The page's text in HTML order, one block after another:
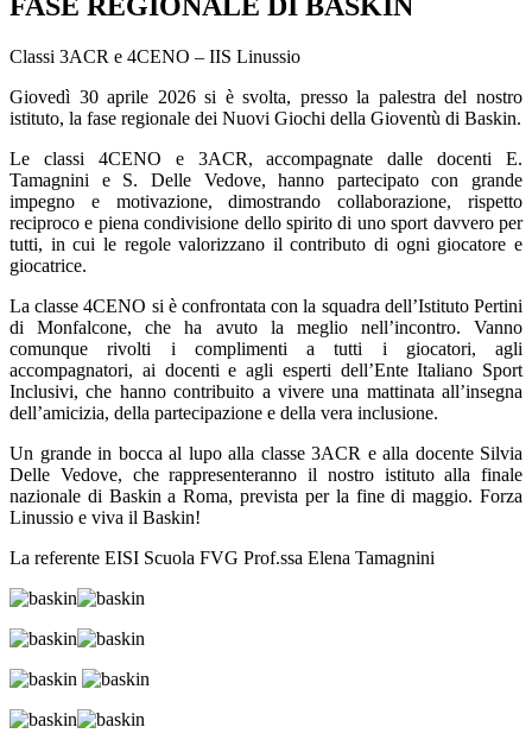
FASE REGIONALE DI BASKIN
Classi 3ACR e 4CENO – IIS Linussio
Giovedì 30 aprile 2026si è svolta, presso la palestra del nostro
istituto, la fase regionale dei Nuovi Giochi della Gioventù di Baskin.
Le classi 4CENO e 3ACR, accompagnate dalle docenti E.
Tamagnini e S. Delle Vedove, hanno partecipato con grande
impegno e motivazione, dimostrando collaborazione, rispetto
reciproco e piena condivisione dello spirito di uno sport davvero per
tutti, in cui le regole valorizzano il contributo di ogni giocatore e
giocatrice.
La classe4CENO si è confrontata con la squadra dell’Istituto Pertini
di Monfalcone, che ha avuto la meglio nell’incontro. Vanno
comunque rivolti i complimenti a tutti i giocatori, agli
accompagnatori, ai docenti e agli esperti dell’Ente Italiano Sport
Inclusivi, che hanno contribuito a vivere una mattinata all’insegna
dell’amicizia, della partecipazione e della vera inclusione.
Un grande in bocca al lupoalla classe 3ACR e alla docente Silvia
Delle Vedove, che rappresenteranno il nostro istituto alla finale
nazionale di Baskin a Roma, prevista per la fine di maggio.Forza
Linussio e viva il Baskin!
La referente EISI Scuola FVG Prof.ssa Elena Tamagnini